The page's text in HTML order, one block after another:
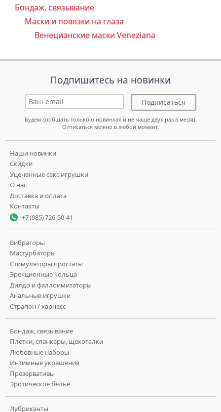
Бондаж, связывание
Маски и повязки на глаза
Венецианские маски Veneziana
Подпишитесь на новинки
Подписаться
Будем сообщать только о новинках и не чаще двух раз в месяц.
Отписаться можно в любой момент.
Наши новинки
Скидки
Уцененные секс игрушки
О нас
Доставка и оплата
Контакты
+7 (985) 726-50-41
Вибраторы
Мастурбаторы
Стимуляторы простаты
Эрекционные кольца
Дилдо и фаллоимитаторы
Анальные игрушки
Страпон / харнесс
Бондаж, связывание
Плетки, спанкеры, щекоталки
Любовные наборы
Интимные украшения
Презервативы
Эротическое белье
Лубриканты